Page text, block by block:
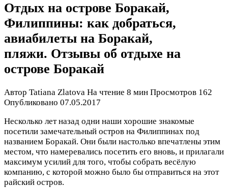
Отдых на острове Боракай,
Филиппины: как добраться,
авиабилеты на Боракай,
пляжи. Отзывы об отдыхе на
острове Боракай
Автор Tatiana Zlatova На чтение 8 мин Просмотров 162
Опубликовано 07.05.2017
Несколько лет назад одни наши хорошие знакомые
посетили замечательный остров на Филиппинах под
названием Боракай. Они были настолько впечатлены этим
местом, что намеревались посетить его вновь, и прилагали
максимум усилий для того, чтобы собрать весёлую
компанию, с которой можно было бы отправиться на этот
райский остров.